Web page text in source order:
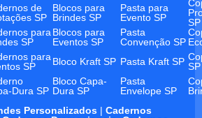
de
SP
Blocos para
Brindes SP
Pasta para
Evento SP
SP
para
SP
Blocos para
Eventos SP
Pasta
Convenção SP
para
SP
Bloco Kraft SP Pasta Kraft SP SP
Dura SP
Bloco Capa-
Dura SP
Pasta
Envelope SP
Personalizados| Cadernos